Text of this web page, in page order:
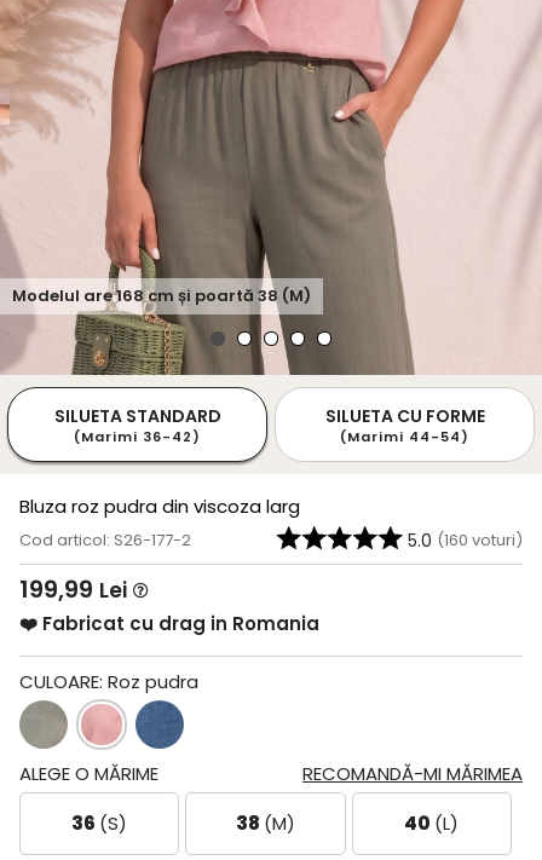
Modelul are168cm și poartă 38 (M)
SILUETA STANDARD
(Marimi 36-42)
SILUETA CU FORME
(Marimi 44-54)
Bluza roz pudra din viscoza larg
Cod articol: S26-177-2 5.0 (160 voturi)
199,99 Lei
❤️ Fabricat cu drag in Romania
CULOARE: Roz pudra
RECOMANDĂ-MI MĂRIMEA
ALEGE O MĂRIME
36 (S) 38 (M) 40 (L)